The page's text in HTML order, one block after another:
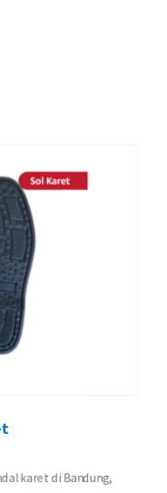
karet di Bandung,